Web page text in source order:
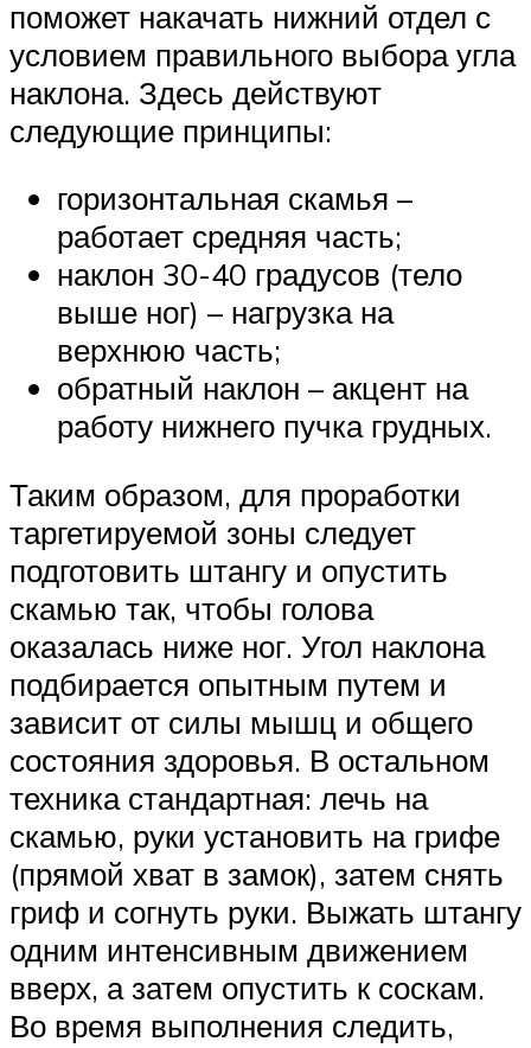
поможет накачать нижний отдел с
условием правильного выбора угла
наклона. Здесь действуют
следующие принципы:
горизонтальная скамья –
работает средняя часть;
наклон 30-40 градусов (тело
выше ног) – нагрузка на
верхнюю часть;
обратный наклон – акцент на
работу нижнего пучка грудных.
Таким образом, для проработки
таргетируемой зоны следует
подготовить штангу и опустить
скамью так, чтобы голова
оказалась ниже ног. Угол наклона
подбирается опытным путем и
зависит от силы мышц и общего
состояния здоровья. В остальном
техника стандартная: лечь на
скамью, руки установить на грифе
(прямой хват в замок), затем снять
гриф и согнуть руки. Выжать штангу
одним интенсивным движением
вверх, а затем опустить к соскам.
Во время выполнения следить,